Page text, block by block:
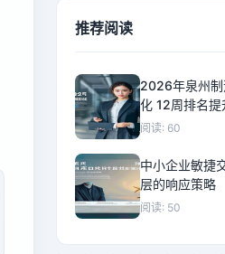
推荐阅读
2026年泉州制
化 12周排名提
阅读: 60
中小企业敏捷
层的响应策略
阅读: 50